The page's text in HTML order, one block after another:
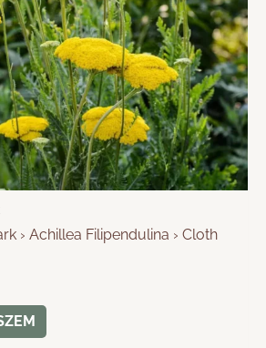
› Achillea Filipendulina › Cloth